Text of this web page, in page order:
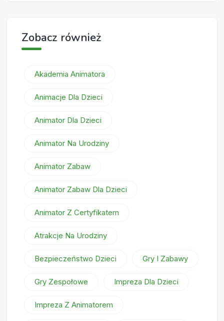
Zobacz również
Akademia Animatora
Animacje Dla Dzieci
Animator Dla Dzieci
Animator Na Urodziny
Animator Zabaw
Animator Zabaw Dla Dzieci
Animator Z Certyfikatem
Atrakcje Na Urodziny
Bezpieczeństwo Dzieci Gry I Zabawy
Gry Zespołowe Impreza Dla Dzieci
Impreza Z Animatorem